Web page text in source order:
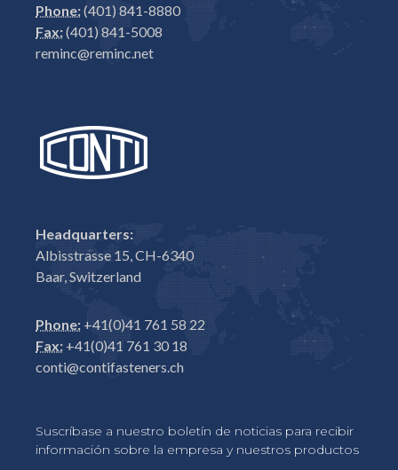
Phone:(401) 841-8880
Fax:(401) 841-5008
reminc@reminc.net
Headquarters:
Albisstrasse 15, CH-6340
Baar, Switzerland
Phone: +41(0)41 761 58 22
Fax: +41(0)41 761 30 18
conti@contifasteners.ch
Suscríbase a nuestro boletín de noticias para recibir
información sobre la empresa y nuestros productos